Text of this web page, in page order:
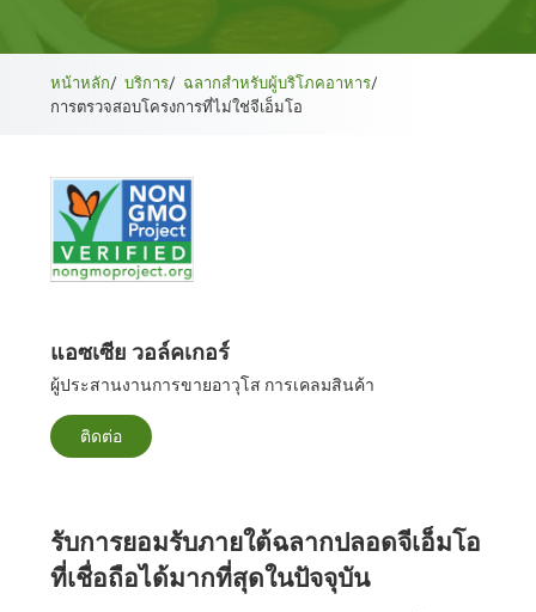
หน้าหลัก/ บริการ/ ฉลากสําหรับผู้บริโภคอาหาร/
การตรวจสอบโครงการที่ไม่ใช่จีเอ็มโอ
แอซเซีย วอล์คเกอร์
ผู้ประสานงานการขายอาวุโส การเคลมสินค้า
ติดต่อ
รับการยอมรับภายใต้ฉลากปลอดจีเอ็มโอ
ที่เชื่อถือได้มากที่สุดในปัจจุบัน